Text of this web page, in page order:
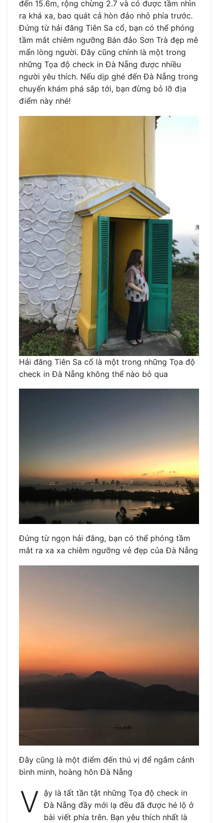
đến 15.6m, rộng chừng 2.7 và có được tầm nhìn
ra khá xa, bao quát cả hòn đảo nhỏ phía trước.
Đứng từ hải đăng Tiên Sa cổ, bạn có thể phóng
tầm mắt chiêm ngưỡng Bán đảo Sơn Trà đẹp mê
mẩn lòng người. Đây cũng chính là một trong
những Tọa độ check in Đà Nẵng được nhiều
người yêu thích. Nếu dịp ghé đến Đà Nẵng trong
chuyến khám phá sắp tới, bạn đừng bỏ lỡ địa
điểm này nhé!
Hải đăng Tiên Sa cổ là một trong những Tọa độ
check in Đà Nẵng không thể nào bỏ qua
Đứng từ ngọn hải đăng, bạn có thể phóng tầm
mắt ra xa xa chiêm ngưỡng vẻ đẹp của Đà Nẵng
Đây cũng là một điểm đến thú vị để ngắm cảnh
bình minh, hoàng hôn Đà Nẵng
V ậy là tất tần tật những Tọa độ check in
Đà Nẵng đầy mới lạ đều đã được hé lộ ở
bài viết phía trên. Bạn yêu thích nhất là